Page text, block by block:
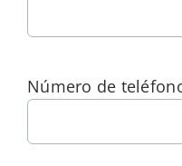
Número de